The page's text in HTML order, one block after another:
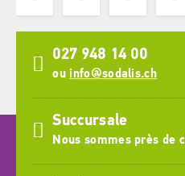
027 948 14 00
ou info@sodalis.ch
Succursale
Nous sommes près de